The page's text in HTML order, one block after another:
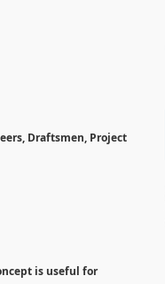
Draftsmen, Project
is useful for